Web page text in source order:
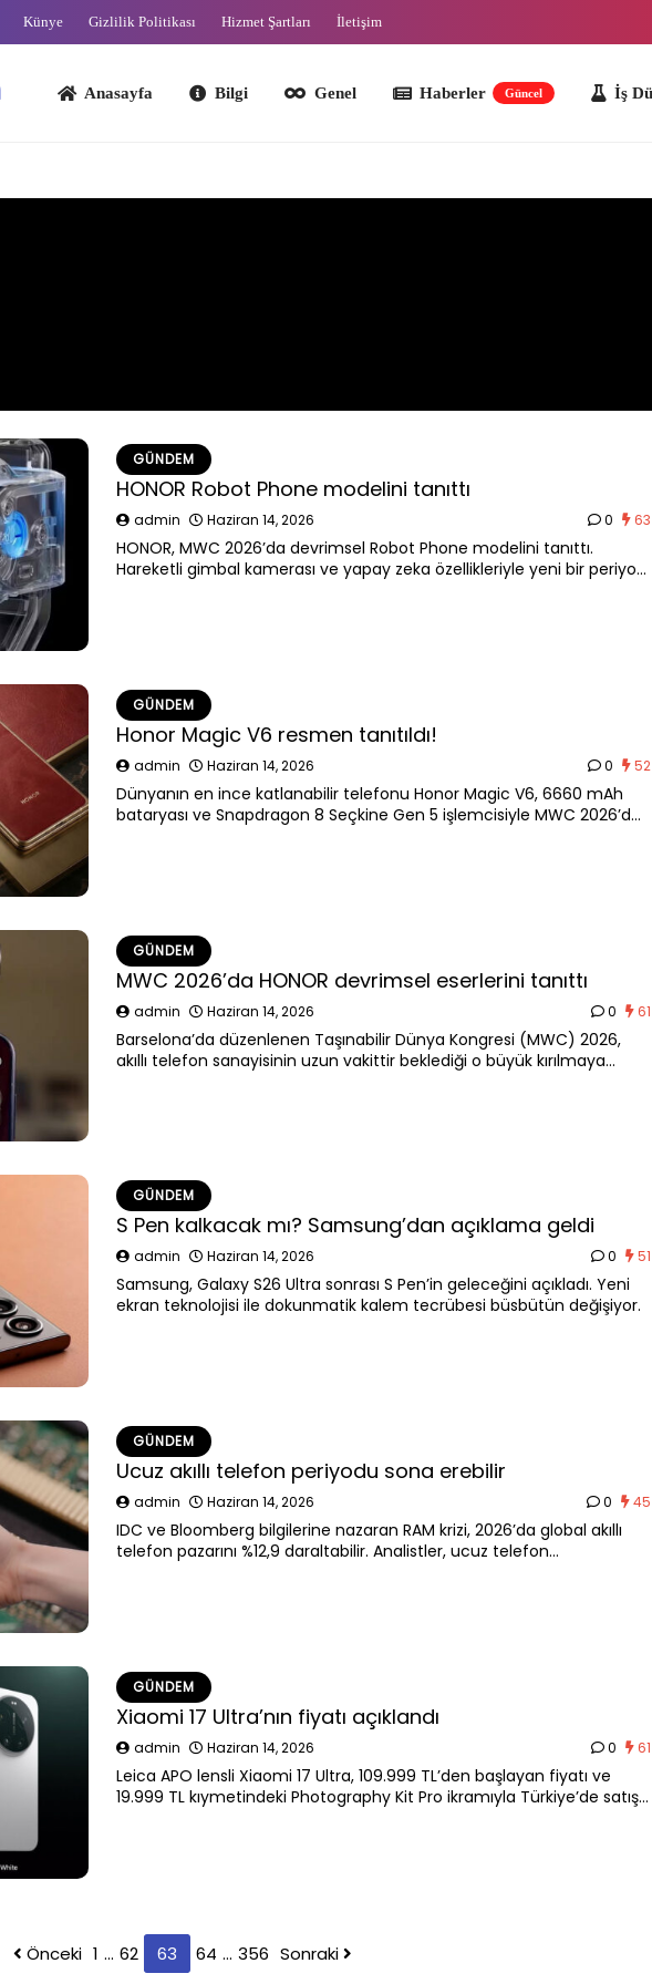
Künye Gizlilik Politikası Hizmet Şartları İletişim
Anasayfa Bilgi Genel Haberler İş Dünyası
GÜNDEM
HONOR Robot Phone modelini tanıttı
admin Haziran 14, 2026 0 63
HONOR, MWC 2026’da devrimsel Robot Phone modelini tanıttı.
Hareketli gimbal kamerası ve yapay zeka özellikleriyle yeni bir periyot
GÜNDEM
Honor Magic V6 resmen tanıtıldı!
admin Haziran 14, 2026 0 52
Dünyanın en ince katlanabilir telefonu Honor Magic V6, 6660 mAh
bataryası ve Snapdragon 8 Seçkine Gen 5 işlemcisiyle MWC 2026’da
GÜNDEM
MWC 2026’da HONOR devrimsel eserlerini tanıttı
admin Haziran 14, 2026 0 61
Barselona’da düzenlenen Taşınabilir Dünya Kongresi (MWC) 2026,
akıllı telefon sanayisinin uzun vakittir beklediği o büyük kırılmaya
GÜNDEM
S Pen kalkacak mı? Samsung’dan açıklama geldi
admin Haziran 14, 2026 0 51
Samsung, Galaxy S26 Ultra sonrası S Pen’in geleceğini açıkladı. Yeni
ekran teknolojisi ile dokunmatik kalem tecrübesi büsbütün değişiyor.
GÜNDEM
Ucuz akıllı telefon periyodu sona erebilir
admin Haziran 14, 2026 0 45
IDC ve Bloomberg bilgilerine nazaran RAM krizi, 2026’da global akıllı
telefon pazarını %12,9 daraltabilir. Analistler, ucuz telefon
GÜNDEM
Xiaomi 17 Ultra’nın fiyatı açıklandı
admin Haziran 14, 2026 0 61
Leica APO lensli Xiaomi 17 Ultra, 109.999 TL’den başlayan fiyatı ve
19.999 TL kıymetindeki Photography Kit Pro ikramıyla Türkiye’de satışa
Önceki 1 … 62 63 64 … 356 Sonraki